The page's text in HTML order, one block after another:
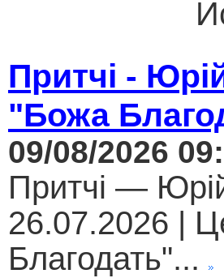
Притчі -
"Божа
09/08/2026
Притчі —
26.07.2026 |
Благодать"...